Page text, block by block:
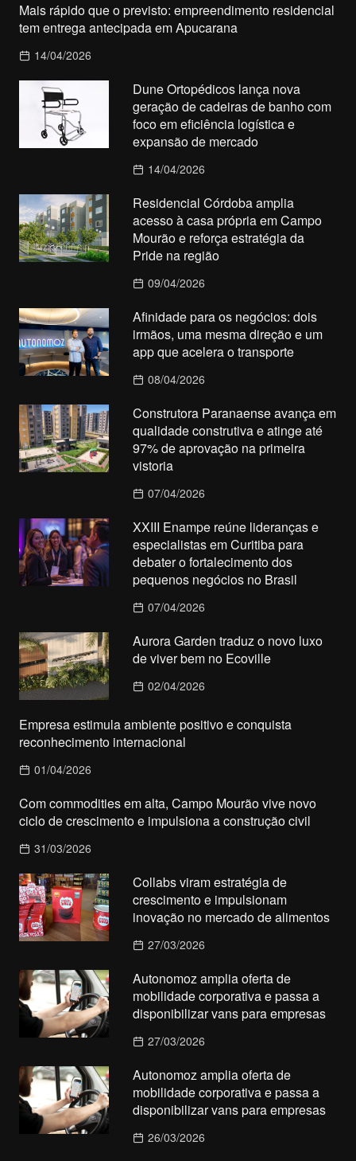
Mais rápido que o previsto: empreendimento residencial
tem entrega antecipada em Apucarana
14/04/2026
Dune Ortopédicos lança nova
geração de cadeiras de banho com
foco em eficiência logística e
expansão de mercado
14/04/2026
Residencial Córdoba amplia
acesso à casa própria em Campo
Mourão e reforça estratégia da
Pride na região
09/04/2026
Afinidade para os negócios: dois
irmãos, uma mesma direção e um
app que acelera o transporte
08/04/2026
Construtora Paranaense avança em
qualidade construtiva e atinge até
97% de aprovação na primeira
vistoria
07/04/2026
XXIII Enampe reúne lideranças e
especialistas em Curitiba para
debater o fortalecimento dos
pequenos negócios no Brasil
07/04/2026
Aurora Garden traduz o novo luxo
de viver bem no Ecoville
02/04/2026
Empresa estimula ambiente positivo e conquista
reconhecimento internacional
01/04/2026
Com commodities em alta, Campo Mourão vive novo
ciclo de crescimento e impulsiona a construção civil
31/03/2026
Collabs viram estratégia de
crescimento e impulsionam
inovação no mercado de alimentos
27/03/2026
Autonomoz amplia oferta de
mobilidade corporativa e passa a
disponibilizar vans para empresas
27/03/2026
Autonomoz amplia oferta de
mobilidade corporativa e passa a
disponibilizar vans para empresas
26/03/2026